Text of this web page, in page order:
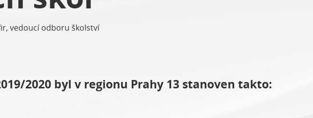
vedoucí odboru školství
2020 byl v regionu Prahy 13 stanoven takto: